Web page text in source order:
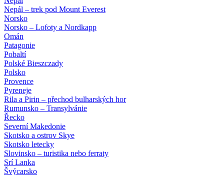
Nepál – trek pod Mount Everest
Norsko
Norsko – Lofoty a Nordkapp
Omán
Patagonie
Pobaltí
Polské Bieszczady
Polsko
Provence
Pyreneje
Rila a Pirin – přechod bulharských hor
Rumunsko – Transylvánie
Řecko
Severní Makedonie
Skotsko a ostrov Skye
Skotsko letecky
Slovinsko – turistika nebo ferraty
Srí Lanka
Švýcarsko